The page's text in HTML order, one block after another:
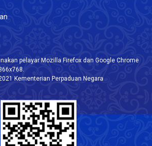
pelayar Mozilla Firefox dan Google Chrome
Kementerian Perpaduan Negara